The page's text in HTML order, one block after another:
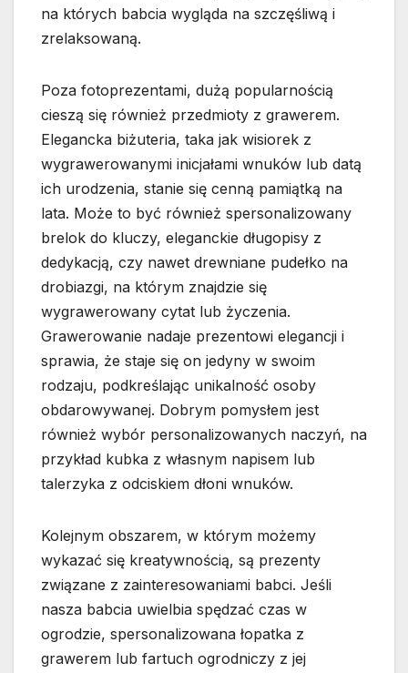
na których babcia wygląda na szczęśliwą i
zrelaksowaną.
Poza fotoprezentami, dużą popularnością
cieszą się również przedmioty z grawerem.
Elegancka biżuteria, taka jak wisiorek z
wygrawerowanymi inicjałami wnuków lub datą
ich urodzenia, stanie się cenną pamiątką na
lata. Może to być również spersonalizowany
brelok do kluczy, eleganckie długopisy z
dedykacją, czy nawet drewniane pudełko na
drobiazgi, na którym znajdzie się
wygrawerowany cytat lub życzenia.
Grawerowanie nadaje prezentowi elegancji i
sprawia, że staje się on jedyny w swoim
rodzaju, podkreślając unikalność osoby
obdarowywanej. Dobrym pomysłem jest
również wybór personalizowanych naczyń, na
przykład kubka z własnym napisem lub
talerzyka z odciskiem dłoni wnuków.
Kolejnym obszarem, w którym możemy
wykazać się kreatywnością, są prezenty
związane z zainteresowaniami babci. Jeśli
nasza babcia uwielbia spędzać czas w
ogrodzie, spersonalizowana łopatka z
grawerem lub fartuch ogrodniczy z jej